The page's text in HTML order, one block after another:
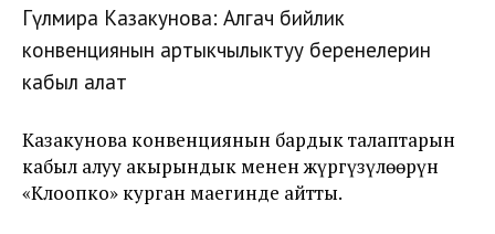
Гүлмира Казакунова: Алгач бийлик
конвенциянын артыкчылыктуу беренелерин
кабыл алат
Казакунова конвенциянын бардык талаптарын
кабыл алуу акырындык менен жүргүзүлөөрүн
«Клоопко» курган маегинде айтты.